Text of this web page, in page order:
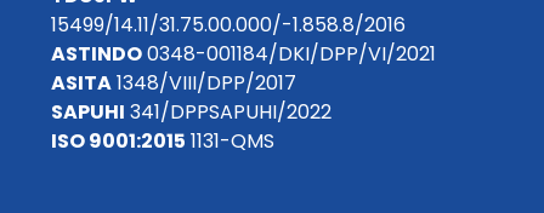
15499/14.11/31.75.00.000/-1.858.8/2016
ASTINDO0348-001184/DKI/DPP/VI/2021
ASITA1348/VIII/DPP/2017
SAPUHI 341/DPPSAPUHI/2022
ISO 9001:2015 1131-QMS